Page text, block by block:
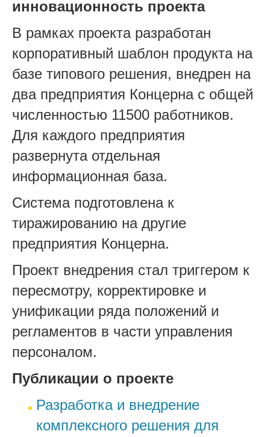
инновационность проекта
В рамках проекта разработан
корпоративный шаблон продукта на
базе типового решения, внедрен на
два предприятия Концерна с общей
численностью 11500 работников.
Для каждого предприятия
развернута отдельная
информационная база.
Система подготовлена к
тиражированию на другие
предприятия Концерна.
Проект внедрения стал триггером к
пересмотру, корректировке и
унификации ряда положений и
регламентов в части управления
персоналом.
Публикации о проекте
Разработка и внедрение
комплексного решения для